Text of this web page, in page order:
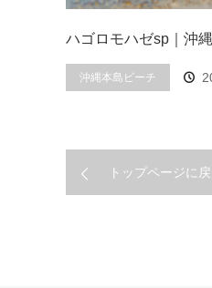
ハゴロモハゼsp｜沖
沖縄本島ビーチ
トップページに